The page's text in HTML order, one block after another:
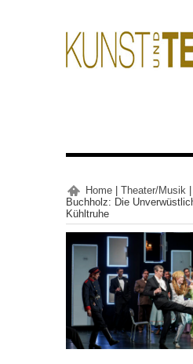
Home Theater/Musik
Buchholz: Die
Kühltruhe